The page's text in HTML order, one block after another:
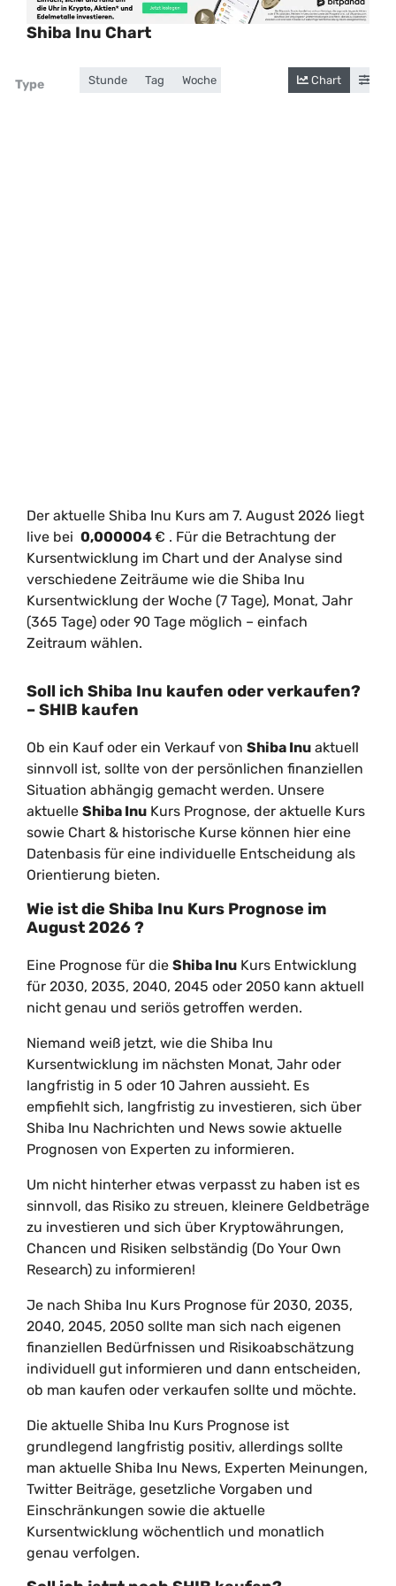
Shiba Inu Chart
Zoom Stunde Tag Woche Jahr Gesamt
Type Chart
Der aktuelle Shiba Inu Kurs am 7. August 2026 liegt
live bei 0,000004€ . Für die Betrachtung der
Kursentwicklung im Chart und der Analyse sind
verschiedene Zeiträume wie die Shiba Inu
Kursentwicklung der Woche (7 Tage), Monat, Jahr
(365 Tage) oder 90 Tage möglich – einfach
Zeitraum wählen.
Soll ich Shiba Inu kaufen oder verkaufen?
– SHIB kaufen
Ob ein Kauf oder ein Verkauf von Shiba Inu aktuell
sinnvoll ist, sollte von der persönlichen finanziellen
Situation abhängig gemacht werden. Unsere
aktuelle Shiba Inu Kurs Prognose, der aktuelle Kurs
sowie Chart & historische Kurse können hier eine
Datenbasis für eine individuelle Entscheidung als
Orientierung bieten.
Wie ist die Shiba Inu Kurs Prognose im
August2026?
Eine Prognose für die Shiba Inu Kurs Entwicklung
für 2030, 2035, 2040, 2045 oder 2050 kann aktuell
nicht genau und seriös getroffen werden.
Niemand weiß jetzt, wie die Shiba Inu
Kursentwicklung im nächsten Monat, Jahr oder
langfristig in 5 oder 10 Jahren aussieht. Es
empfiehlt sich, langfristig zu investieren, sich über
Shiba Inu Nachrichten und News sowie aktuelle
Prognosen von Experten zu informieren.
Um nicht hinterher etwas verpasst zu haben ist es
sinnvoll, das Risiko zu streuen, kleinere Geldbeträge
zu investieren und sich über Kryptowährungen,
Chancen und Risiken selbständig (Do Your Own
Research) zu informieren!
Je nach Shiba Inu Kurs Prognose für 2030, 2035,
2040, 2045, 2050 sollte man sich nach eigenen
finanziellen Bedürfnissen und Risikoabschätzung
individuell gut informieren und dann entscheiden,
ob man kaufen oder verkaufen sollte und möchte.
Die aktuelle Shiba Inu Kurs Prognose ist
grundlegend langfristig positiv, allerdings sollte
man aktuelle Shiba Inu News, Experten Meinungen,
Twitter Beiträge, gesetzliche Vorgaben und
Einschränkungen sowie die aktuelle
Kursentwicklung wöchentlich und monatlich
genau verfolgen.